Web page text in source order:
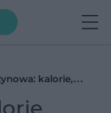
kalorie,